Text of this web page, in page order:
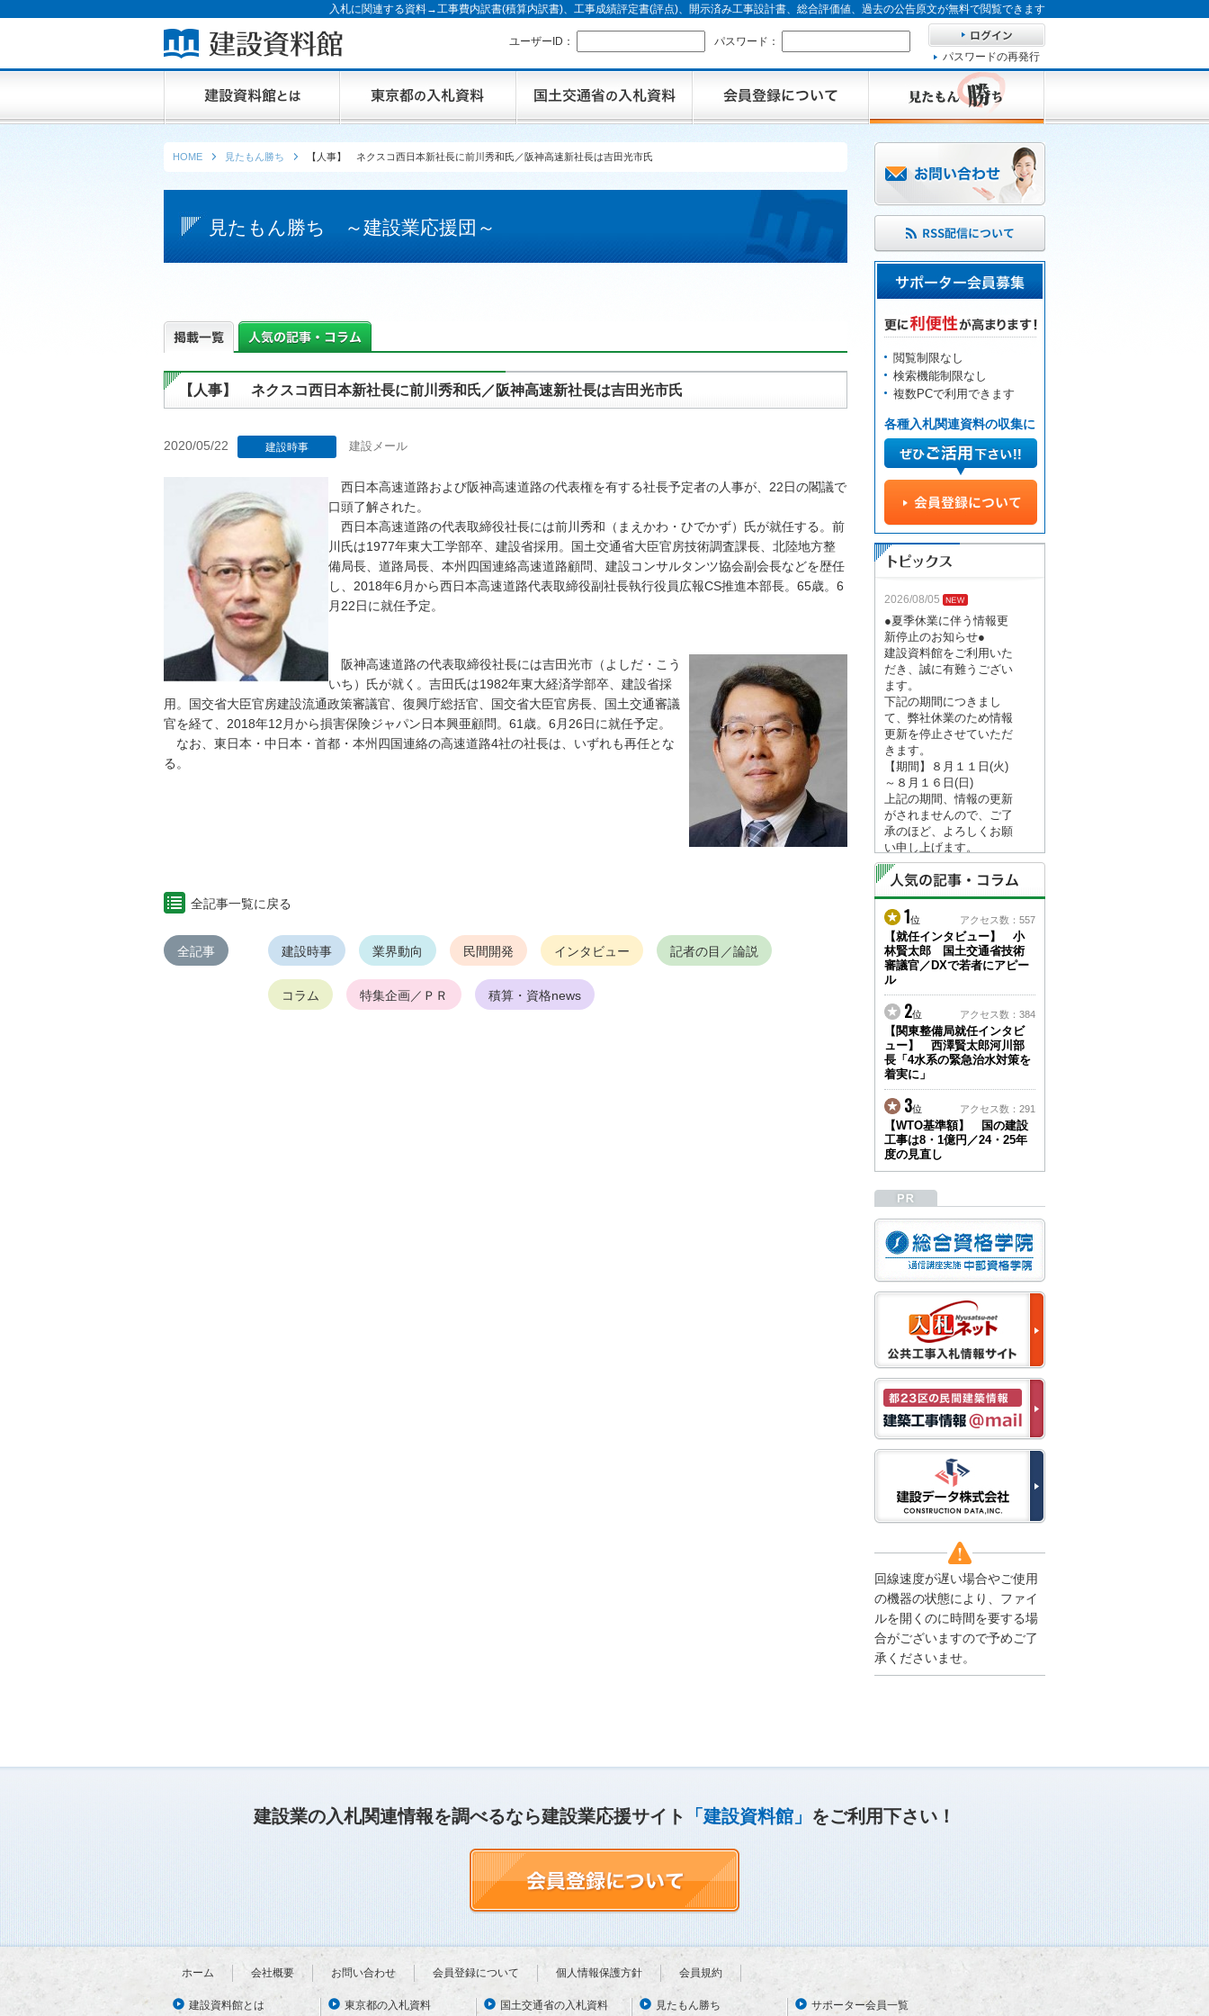
入札に関連する資料→工事費内訳書(積算内訳書)、工事成績評定書(評点)、開示済み工事設計書、総合評価値、過去の公告原文が無料で閲覧できます
ユーザーID：
パスワード：
パスワードの再発行
HOME 見たもん勝ち 【人事】 ネクスコ西日本新社長に前川秀和氏／阪神高速新社長は吉田光市氏
見たもん勝ち ～建設業応援団～
【人事】 ネクスコ西日本新社長に前川秀和氏／阪神高速新社長は吉田光市氏
2020/05/22 建設時事 建設メール
西日本高速道路および阪神高速道路の代表権を有する社長予定者の人事が、22日の閣議で
口頭了解された。
西日本高速道路の代表取締役社長には前川秀和（まえかわ・ひでかず）氏が就任する。前
川氏は1977年東大工学部卒、建設省採用。国土交通省大臣官房技術調査課長、北陸地方整
備局長、道路局長、本州四国連絡高速道路顧問、建設コンサルタンツ協会副会長などを歴任
し、2018年6月から西日本高速道路代表取締役副社長執行役員広報CS推進本部長。65歳。6
月22日に就任予定。
阪神高速道路の代表取締役社長には吉田光市（よしだ・こう
いち）氏が就く。吉田氏は1982年東大経済学部卒、建設省採
用。国交省大臣官房建設流通政策審議官、復興庁総括官、国交省大臣官房長、国土交通審議
官を経て、2018年12月から損害保険ジャパン日本興亜顧問。61歳。6月26日に就任予定。
なお、東日本・中日本・首都・本州四国連絡の高速道路4社の社長は、いずれも再任とな
る。
全記事一覧に戻る
全記事 建設時事 業界動向 民間開発 インタビュー 記者の目／論説
コラム 特集企画／ＰＲ 積算・資格news
閲覧制限なし
検索機能制限なし
複数PCで利用できます
各種入札関連資料の収集に
2026/08/05
●夏季休業に伴う情報更
新停止のお知らせ●
建設資料館をご利用いた
だき、誠に有難うござい
ます。
下記の期間につきまし
て、弊社休業のため情報
更新を停止させていただ
きます。
【期間】８月１１日(火)
～８月１６日(日)
上記の期間、情報の更新
がされませんので、ご了
承のほど、よろしくお願
い申し上げます。
なお、情報は８月１７日
(月)より登録されます。
2026/04/23
●ゴールデンウィークに
伴う情報更新停止のお知
らせ(05/02～05/10)●
ユーザー各位
建設資料館をご利用いた
だき、誠に有難うござい
ます。
下記の期間につきまし
て、弊社休業のため情報
更新を停止させていただ
きます。
【期間】５月２日(土)～
５月１０日(日)
上記の期間、情報の更新
がされませんので、ご了
い申し上げます。
から通常通り運営いたし
ます。
2025/12/22
●年末年始に伴う情報更
新停止のお知らせ●
建設資料館をご利用いた
だき、誠に有難うござい
ます。
下記の期間につきまし
て、弊社休業のため情報
更新を停止させていただ
きます。
【期間】１２月２７日
(土)～１月４日(日)
上記の期間、情報の更新
がされませんので、ご了
承のほど、よろしくお願
なお、情報は１月５日
(月)より登録されます。
2025/08/04
●夏季休業に伴う情報更
新停止のお知らせ●
建設資料館をご利用いた
だき、誠に有難うござい
がされませんので、ご了
承のほど、よろしくお願
伴う情報更新停止のお知
らせ(04/26～04/29、05/0
ユーザー各位
1位 アクセス数：557
【就任インタビュー】 小
林賢太郎 国土交通省技術
審議官／DXで若者にアピー
ル
2位 アクセス数：384
【関東整備局就任インタビ
ュー】 西澤賢太郎河川部
長「4水系の緊急治水対策を
着実に」
3位 アクセス数：291
【WTO基準額】 国の建設
工事は8・1億円／24・25年
度の見直し
回線速度が遅い場合やご使用
の機器の状態により、ファイ
ルを開くのに時間を要する場
合がございますので予めご了
承くださいませ。
建設業の入札関連情報を調べるなら建設業応援サイト 「建設資料館」 をご利用下さい！
ホーム 会社概要 お問い合わせ 会員登録について 個人情報保護方針 会員規約
建設資料館とは 東京都の入札資料 国土交通省の入札資料 見たもん勝ち サポーター会員一覧